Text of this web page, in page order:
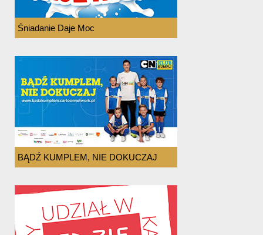
Śniadanie Daje Moc
BĄDŹ KUMPLEM, NIE DOKUCZAJ